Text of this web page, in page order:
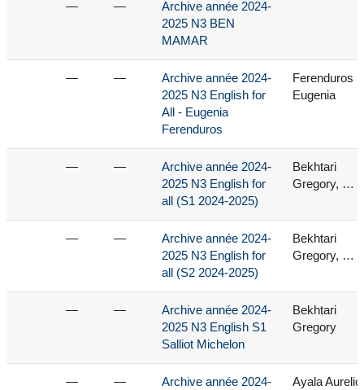
— —
Archive année 2024-
2025 N3 BEN
MAMAR
— —
Archive année 2024-
2025 N3 English for
All - Eugenia
Ferenduros
Ferenduros
Eugenia
— —
Archive année 2024-
2025 N3 English for
all (S1 2024-2025)
Bekhtari
Gregory, …
— —
Archive année 2024-
2025 N3 English for
all (S2 2024-2025)
Bekhtari
Gregory, …
— —
Archive année 2024-
2025 N3 English S1
Salliot Michelon
Bekhtari
Gregory
— —
Archive année 2024-
Ayala Aurelio